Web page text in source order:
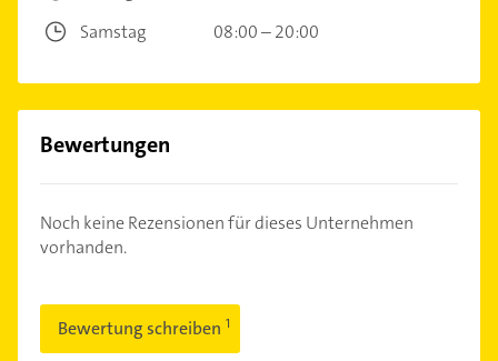
Samstag
08:00 – 20:00
Bewertungen
Noch keine Rezensionen für dieses Unternehmen
vorhanden.
Bewertung schreiben